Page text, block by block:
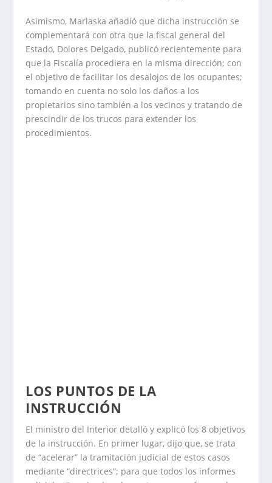
Asimismo, Marlaska añadió que dicha instrucción se
complementará con otra que la fiscal general del
Estado, Dolores Delgado, publicó recientemente para
que la Fiscalía procediera en la misma dirección; con
el objetivo de facilitar los desalojos de los ocupantes;
tomando en cuenta no solo los daños a los
propietarios sino también a los vecinos y tratando de
prescindir de los trucos para extender los
procedimientos.
LOS PUNTOS DE LA
INSTRUCCIÓN
El ministro del Interior detalló y explicó los 8 objetivos
de la instrucción. En primer lugar, dijo que, se trata
de “acelerar” la tramitación judicial de estos casos
mediante “directrices”; para que todos los informes